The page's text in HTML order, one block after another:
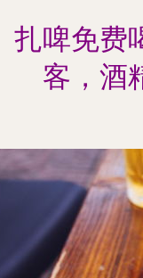
扎啤免费
客，酒